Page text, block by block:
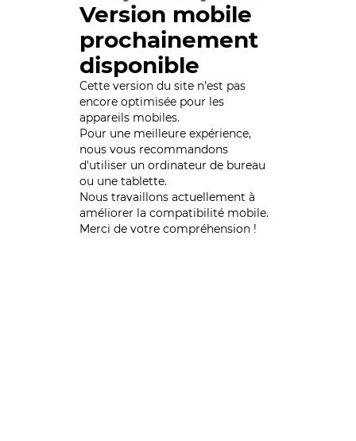
Version mobile
prochainement
disponible
Cette version du site n’est pas
encore optimisée pour les
appareils mobiles.
Pour une meilleure expérience,
nous vous recommandons
d'utiliser un ordinateur de bureau
ou une tablette.
Nous travaillons actuellement à
améliorer la compatibilité mobile.
Merci de votre compréhension !